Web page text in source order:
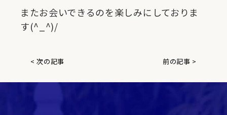
またお会いできるのを楽しみにしておりま
す(^_^)/
< 次の記事 前の記事 >